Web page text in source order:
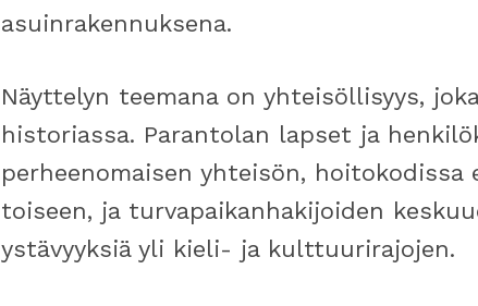
asuinrakennuksena.
Näyttelyn teemana on yhteisöllisyys,
historiassa. Parantolan lapset ja
perheenomaisen yhteisön,
toiseen, ja turvapaikanhakijoiden
ystävyyksiä yli kieli- ja kulttuurirajojen.